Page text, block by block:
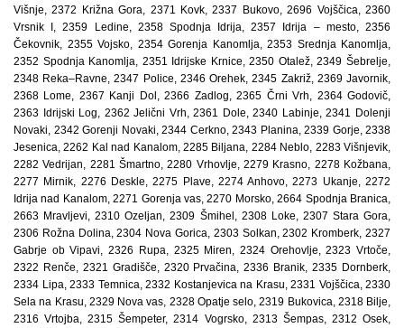
Višnje, 2372 Križna Gora, 2371 Kovk, 2337 Bukovo, 2696 Vojščica, 2360
Vrsnik I, 2359 Ledine, 2358 Spodnja Idrija, 2357 Idrija – mesto, 2356
Čekovnik, 2355 Vojsko, 2354 Gorenja Kanomlja, 2353 Srednja Kanomlja,
2352 Spodnja Kanomlja, 2351 Idrijske Krnice, 2350 Otalež, 2349 Šebrelje,
2348 Reka–Ravne, 2347 Police, 2346 Orehek, 2345 Zakriž, 2369 Javornik,
2368 Lome, 2367 Kanji Dol, 2366 Zadlog, 2365 Črni Vrh, 2364 Godovič,
2363 Idrijski Log, 2362 Jelični Vrh, 2361 Dole, 2340 Labinje, 2341 Dolenji
Novaki, 2342 Gorenji Novaki, 2344 Cerkno, 2343 Planina, 2339 Gorje, 2338
Jesenica, 2262 Kal nad Kanalom, 2285 Biljana, 2284 Neblo, 2283 Višnjevik,
2282 Vedrijan, 2281 Šmartno, 2280 Vrhovlje, 2279 Krasno, 2278 Kožbana,
2277 Mirnik, 2276 Deskle, 2275 Plave, 2274 Anhovo, 2273 Ukanje, 2272
Idrija nad Kanalom, 2271 Gorenja vas, 2270 Morsko, 2664 Spodnja Branica,
2663 Mravljevi, 2310 Ozeljan, 2309 Šmihel, 2308 Loke, 2307 Stara Gora,
2306 Rožna Dolina, 2304 Nova Gorica, 2303 Solkan, 2302 Kromberk, 2327
Gabrje ob Vipavi, 2326 Rupa, 2325 Miren, 2324 Orehovlje, 2323 Vrtoče,
2322 Renče, 2321 Gradišče, 2320 Prvačina, 2336 Branik, 2335 Dornberk,
2334 Lipa, 2333 Temnica, 2332 Kostanjevica na Krasu, 2331 Vojščica, 2330
Sela na Krasu, 2329 Nova vas, 2328 Opatje selo, 2319 Bukovica, 2318 Bilje,
2316 Vrtojba, 2315 Šempeter, 2314 Vogrsko, 2313 Šempas, 2312 Osek,